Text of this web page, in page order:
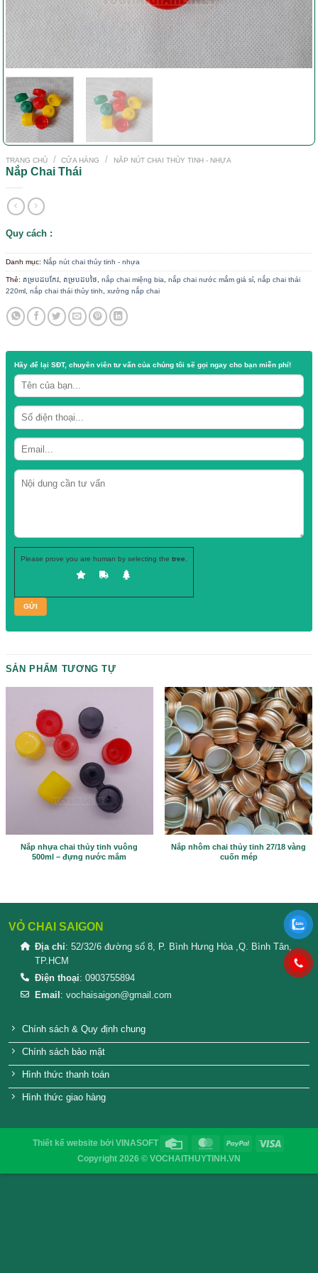
TRANG CHỦ / CỬA HÀNG / NẮP NÚT CHAI THỦY TINH - NHỰA
Nắp Chai Thái
Quy cách :
Danh mục:Nắp nút chai thủy tinh - nhựa
Thẻ:គម្របដបកែវ,គម្របដបថៃ,nắp chai miệng bia,nắp chai nước mắm giá sỉ
220ml
Hãy để lạiSĐT, chuyên viên tư vấncủa chúng tôi sẽ gọi ngay cho
Please prove you are human by selecting thetree.
Nắp nhựa chai thủy tinh vuông
Nắp nhôm chai thủy
cuốn